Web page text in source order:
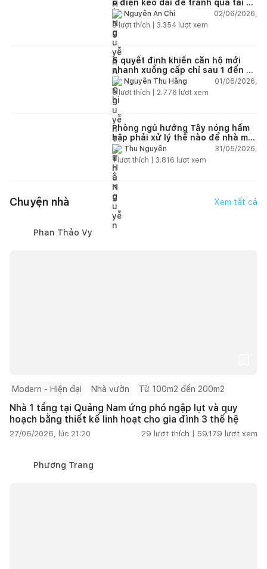
ổ điện kéo dài để tránh quá tải và
chập cháy trong nhà
Nguyễn An Chi
02/06/2026,
9lượt thích | 3.354 lượt xem
5 quyết định khiến căn hộ mới
nhanh xuống cấp chỉ sau 1 đến 2
nămNguyễn Thu Hằng
01/06/2026,
5lượt thích | 2.776 lượt xem
Phòng ngủ hướng Tây nóng hầm
hập phải xử lý thế nào để nhà mát
hơn?Thu Nguyễn
31/05/2026,
1lượt thích | 3.816 lượt xem
Chuyện nhà Xem tất cả
Phan Thảo Vy
Modern - Hiện đại Nhà vườn Từ 100m2 đến 200m2
Nhà 1 tầng tại Quảng Nam ứng phó ngập lụt và quy
hoạch bằng thiết kế linh hoạt cho gia đình 3 thế hệ
27/06/2026, lúc 21:20 29 lượt thích | 59.179 lượt xem
Phương Trang